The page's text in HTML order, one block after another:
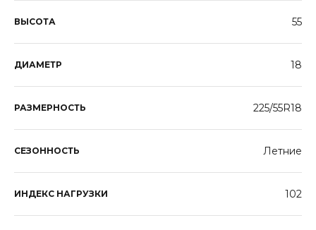
ВЫСОТА 55
ДИАМЕТР 18
РАЗМЕРНОСТЬ 225/55R18
СЕЗОННОСТЬ Летние
ИНДЕКС НАГРУЗКИ 102